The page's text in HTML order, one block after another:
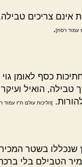
אינם צריכים
עמוד רסח].
כסף לאומן
טבילה, הואיל
[הליכות עולם ח"ז עמוד
שנכללו בשטר
הטבילם בלי